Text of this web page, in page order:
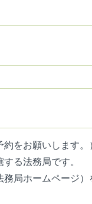
をお願いします。
る法務局です。
局ホームページ）